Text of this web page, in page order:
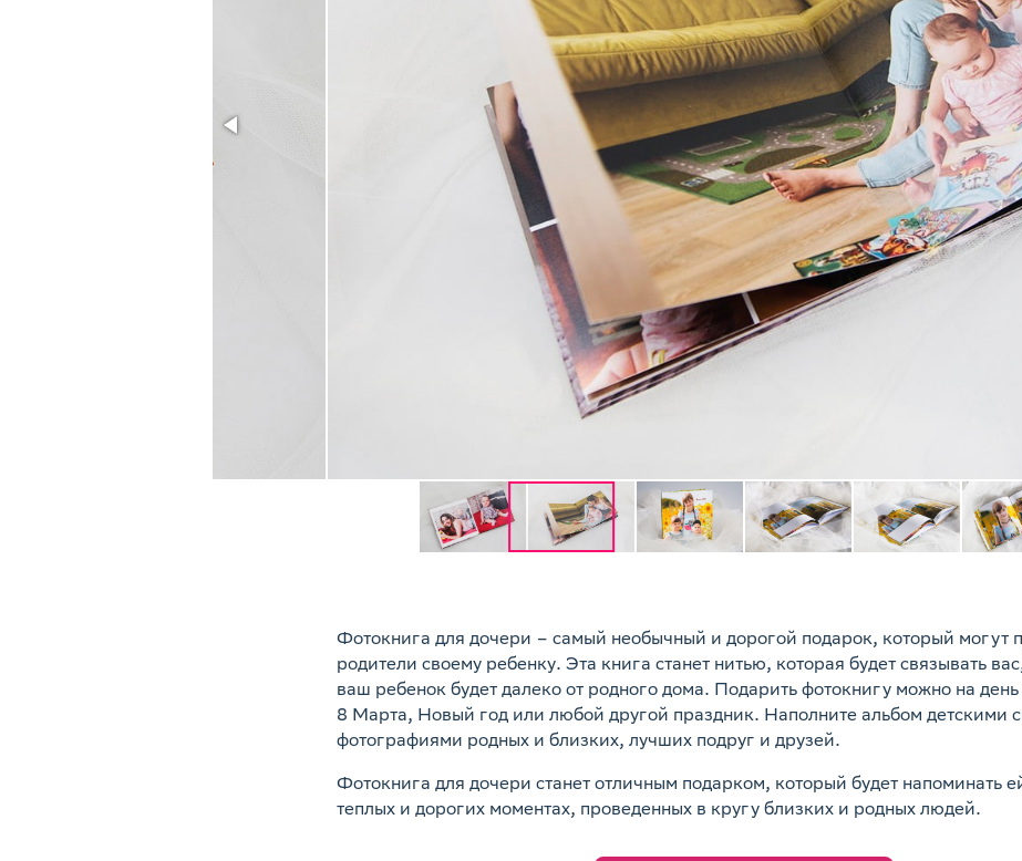
Фотокнига для дочери – самый необычный и дорогой подарок, который могут
родители своему ребенку. Эта книга станет нитью, которая будет связывать
ваш ребенок будет далеко от родного дома. Подарить фотокнигу можно на
8 Марта, Новый год или любой другой праздник. Наполните альбом детскими
фотографиями родных и близких, лучших подруг и друзей.
Фотокнига для дочери станет отличным подарком, который будет напоминать
теплых и дорогих моментах, проведенных в кругу близких и родных людей.